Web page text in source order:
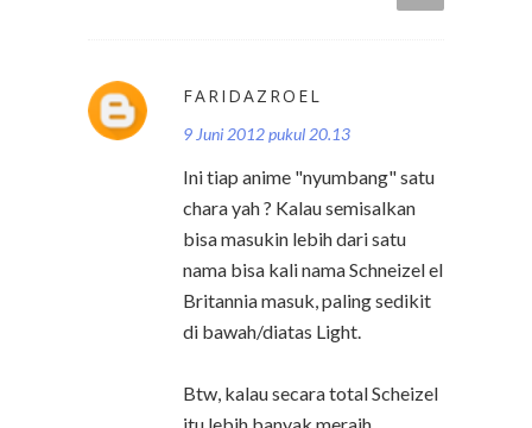
FARIDAZROEL
9 Juni 2012 pukul 20.13
Ini tiap anime "nyumbang" satu
chara yah ? Kalau semisalkan
bisa masukin lebih dari satu
nama bisa kali nama Schneizel el
Britannia masuk, paling sedikit
di bawah/diatas Light.
Btw, kalau secara total Scheizel